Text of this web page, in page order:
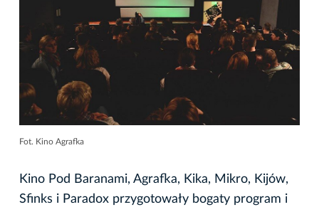
Fot. Kino Agrafka
Kino Pod Baranami, Agrafka, Kika, Mikro, Kijów,
Sfinks i Paradox przygotowały bogaty program i